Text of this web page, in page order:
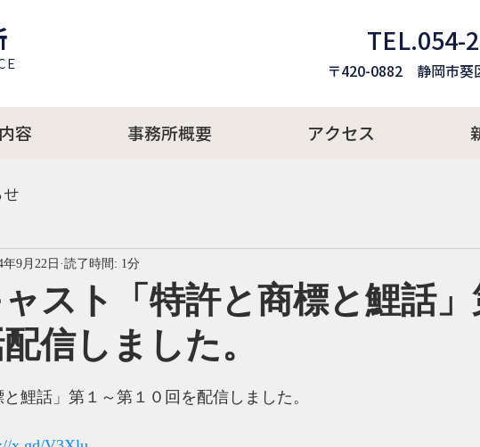
TEL.054-
〒420-0882 静岡市葵
容 事務所概要 アクセス
せ
スト「特許と商標と鯉話」
信しました。
年9月22日 読了時間: 1分
と鯉話」第１～第１０回を配信しました。